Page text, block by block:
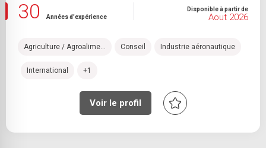
30 Années d'expérience
Disponible à partir de
Aout 2026
Agriculture / Agroalime... Conseil Industrie aéronautique
International +1
Voir le profil